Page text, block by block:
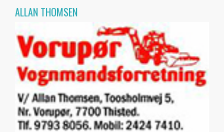
ALLAN THOMSEN